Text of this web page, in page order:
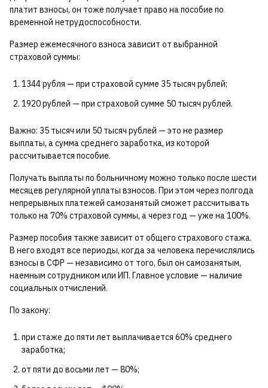
платит взносы, он тоже получает право на пособие по
временной нетрудоспособности.
Размер ежемесячного взноса зависит от выбранной
страховой суммы:
1344 рубля — при страховой сумме 35 тысяч рублей;
1920 рублей — при страховой сумме 50 тысяч рублей.
Важно: 35 тысяч или 50 тысяч рублей — это не размер
выплаты, а сумма среднего заработка, из которой
рассчитывается пособие.
Получать выплаты по больничному можно только после шести
месяцев регулярной уплаты взносов. При этом через полгода
непрерывных платежей самозанятый сможет рассчитывать
только на 70% страховой суммы, а через год — уже на 100%.
Размер пособия также зависит от общего страхового стажа.
В него входят все периоды, когда за человека перечислялись
взносы в СФР — независимо от того, был он самозанятым,
наемным сотрудником или ИП. Главное условие — наличие
социальных отчислений.
По закону:
при стаже до пяти лет выплачивается 60% среднего
заработка;
от пяти до восьми лет — 80%;